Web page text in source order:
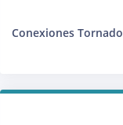
Conexiones Tornado